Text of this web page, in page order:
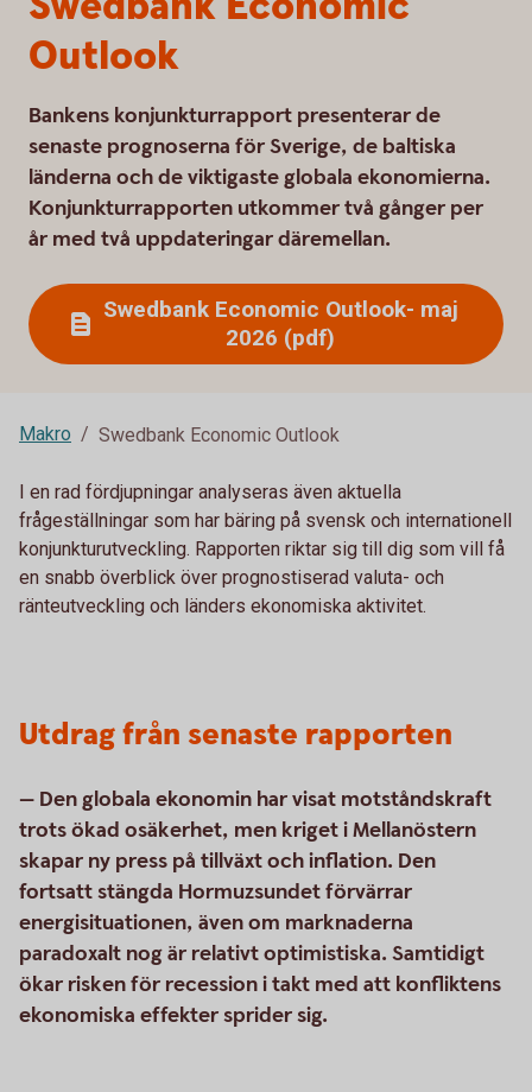
Outlook
Bankens konjunkturrapport presenterar de
senaste prognoserna för Sverige, de baltiska
länderna och de viktigaste globala ekonomierna.
Konjunkturrapporten utkommer två gånger per
år med två uppdateringar däremellan.
Swedbank Economic Outlook- maj
2026 (pdf)
Makro Swedbank Economic Outlook
I en rad fördjupningar analyseras även aktuella
frågeställningar som har bäring på svensk och internationell
konjunkturutveckling. Rapporten riktar sig till dig som vill få
en snabb överblick över prognostiserad valuta- och
ränteutveckling och länders ekonomiska aktivitet.
Utdrag från senaste rapporten
— Den globala ekonomin har visat motståndskraft
trots ökad osäkerhet, men kriget i Mellanöstern
skapar ny press på tillväxt och inflation. Den
fortsatt stängda Hormuzsundet förvärrar
energisituationen, även om marknaderna
paradoxalt nog är relativt optimistiska. Samtidigt
ökar risken för recession i takt med att konfliktens
ekonomiska effekter sprider sig.